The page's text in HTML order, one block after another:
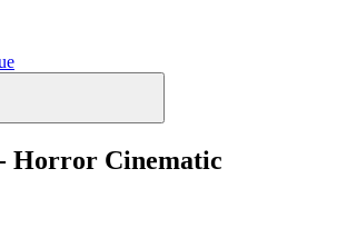
Horror Cinematic